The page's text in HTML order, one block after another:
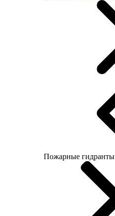
Пожарные гидранты